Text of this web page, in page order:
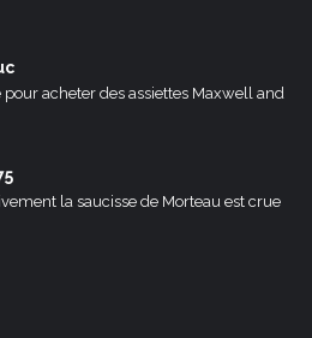
acheter des assiettes Maxwell and
la saucisse de Morteau est crue